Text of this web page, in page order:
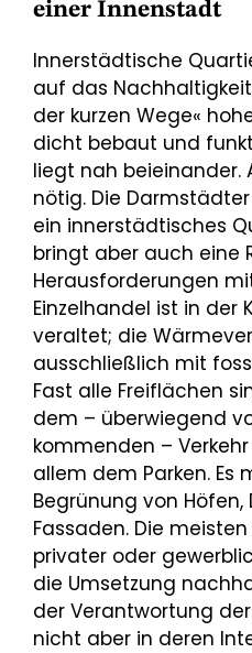
einer Innenstadt
Innerstädtische
auf das
der kurzen Wege«
dicht bebaut und
liegt nah beieinander.
nötig. Die
ein innerstädtisches
bringt aber auch eine
Herausforderungen
Einzelhandel ist in der
veraltet; die
ausschließlich mit
Fast alle Freiflächen
dem – überwiegend
kommenden –
allem dem Parken. Es
Begrünung von
Fassaden. Die
privater oder
die Umsetzung
der Verantwortung
nicht aber in deren